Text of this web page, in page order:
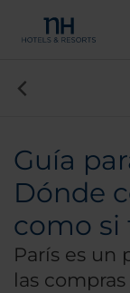
Guía
Dónde
como si
París es un
las